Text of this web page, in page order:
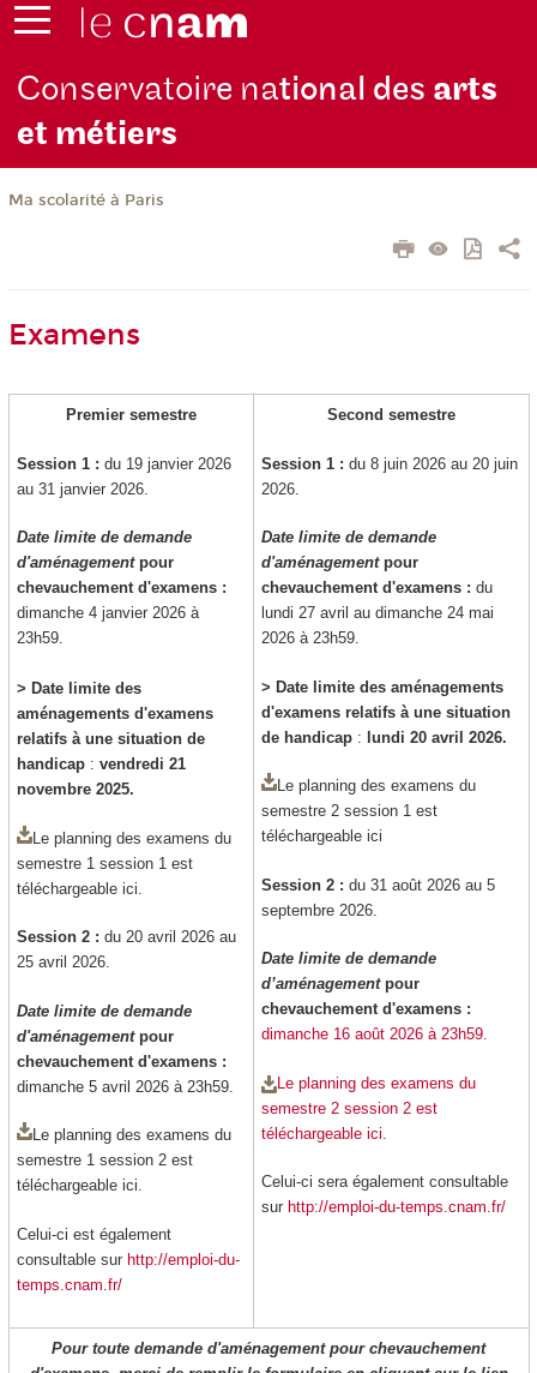
Conservatoire national des arts
et métiers
Ma scolarité à Paris
Examens
Premier semestre
Session 1 : du 19 janvier 2026
au 31 janvier 2026.
Date limite de demande
d'aménagement pour
chevauchement d'examens :
dimanche 4 janvier 2026 à
23h59.
> Date limite des
aménagements d'examens
relatifs à une situation de
handicap : vendredi 21
novembre 2025.
Le planning des examens du
semestre 1 session 1 est
téléchargeable ici.
Session 2 : du 20 avril 2026 au
25 avril 2026.
Date limite de demande
d'aménagement pour
chevauchement d'examens :
dimanche 5 avril 2026 à 23h59.
Le planning des examens du
semestre 1 session 2 est
téléchargeable ici.
Celui-ci est également
consultable sur http://emploi-du-
temps.cnam.fr/
Second semestre
Session 1 : du 8 juin 2026 au 20 juin
2026.
Date limite de demande
d'aménagementpour
chevauchement d'examens : du
lundi 27 avril au dimanche 24 mai
2026 à 23h59.
> Date limite des aménagements
d'examens relatifs à une situation
de handicap : lundi 20 avril 2026.
Le planning des examens du
semestre 2 session 1 est
téléchargeable ici
Session 2 : du 31 août 2026 au 5
septembre 2026.
Date limite de demande
d’aménagementpour
chevauchement d'examens :
dimanche 16 août 2026 à 23h59.
Le planning des examens du
semestre 2 session 2 est
téléchargeable ici.
Celui-ci sera également consultable
sur http://emploi-du-temps.cnam.fr/
Pour toute demande d'aménagement pour chevauchement